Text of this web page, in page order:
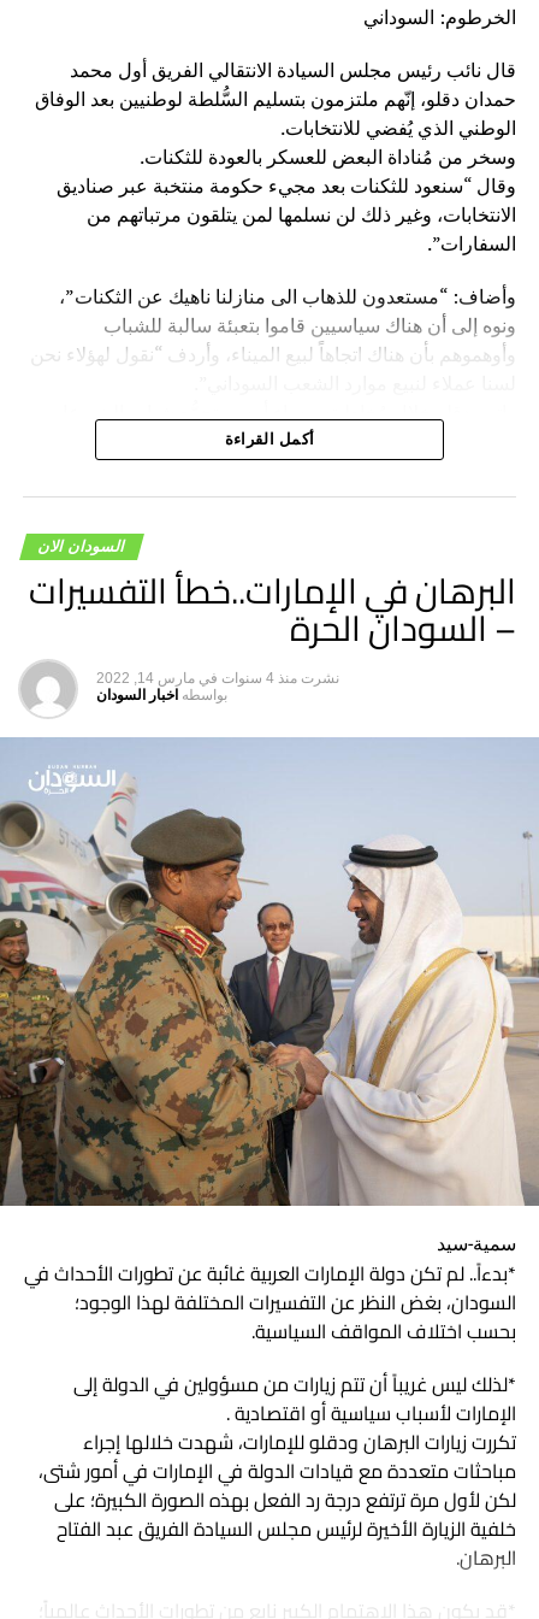
الخرطوم: السوداني
قال نائب رئيس مجلس السيادة الانتقالي الفريق أول محمد
حمدان دقلو، إنّهم ملتزمون بتسليم السُّلطة لوطنيين بعد الوفاق
الوطني الذي يُفضي للانتخابات.
وسخر من مُناداة البعض للعسكر بالعودة للثكنات.
وقال “سنعود للثكنات بعد مجيء حكومة منتخبة عبر صناديق
الانتخابات، وغير ذلك لن نسلمها لمن يتلقون مرتباتهم من
السفارات”.
وأضاف: “مستعدون للذهاب الى منازلنا ناهيك عن الثكنات”،
ونوه إلى أن هناك سياسيين قاموا بتعبئة سالبة للشباب
وأوهموهم بأن هناك اتجاهاً لبيع الميناء، وأردف “نقول لهؤلاء نحن
والحباب بدار البني عامر، بعض السياسيين بعرقلة مسيرة البلاد
السلطة، وتابع: “هؤلاء وقفوا ضد مصالح الشعب بإيقاف المنحة
الإماراتية السعودية لدعم الفترة الانتقالية وعادوا مجدداً وأوقفوا
أكمل القراءة
السودان الان
البرهان في الإمارات..خطأ التفسيرات
– السودان الحرة
نشرت منذ 4 سنوات في مارس 14, 2022
بواسطه اخبار السودان
سمية-سيد
*بدءاً.. لم تكن دولة الإمارات العربية غائبة عن تطورات الأحداث في
السودان، بغض النظر عن التفسيرات المختلفة لهذا الوجود؛
بحسب اختلاف المواقف السياسية.
*لذلك ليس غريباً أن تتم زيارات من مسؤولين في الدولة إلى
الإمارات لأسباب سياسية أو اقتصادية .
تكررت زيارات البرهان ودقلو للإمارات، شهدت خلالها إجراء
مباحثات متعددة مع قيادات الدولة في الإمارات في أمور شتى،
لكن لأول مرة ترتفع درجة رد الفعل بهذه الصورة الكبيرة؛ على
خلفية الزيارة الأخيرة لرئيس مجلس السيادة الفريق عبد الفتاح
البرهان.
*قد يكون هذا الاهتمام الكبير نابع من تطورات الأحداث عالمياً؛